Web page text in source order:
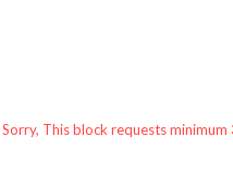
Sorry, This block requests